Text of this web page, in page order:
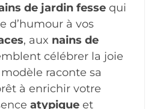
de jardin fesse qui
d’humour à vos
, aux nains de
célébrer la joie
raconte sa
à enrichir votre
atypique et